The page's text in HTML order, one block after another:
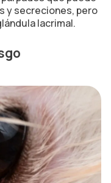
y secreciones, pero
lacrimal.